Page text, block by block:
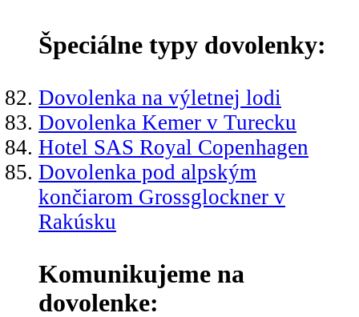
Špeciálne typy dovolenky:
Dovolenka na výletnej lodi
Dovolenka Kemer v Turecku
Hotel SAS Royal Copenhagen
Dovolenka pod alpským
končiarom Grossglockner v
Rakúsku
Komunikujeme na
dovolenke: